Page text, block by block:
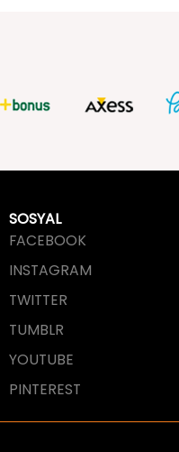
SOSYAL
INSTAGRAM
tasarlanmış ve